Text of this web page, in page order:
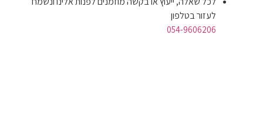
לעזור בטלפון
054-9606206